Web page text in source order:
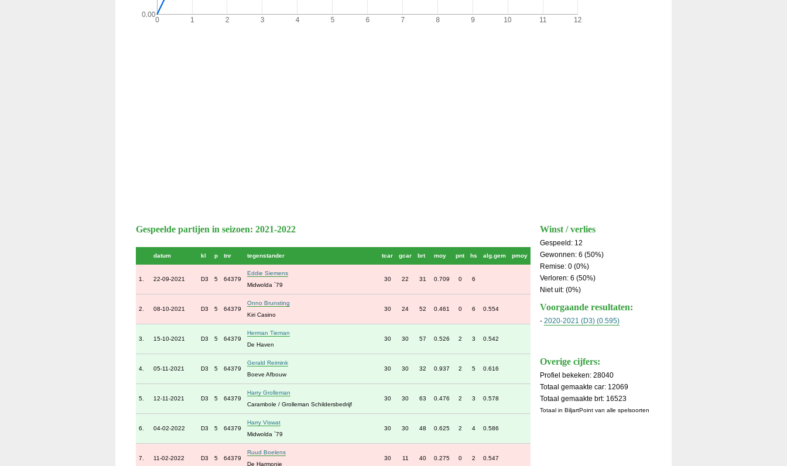
Gespeelde partijen in seizoen: 2021-2022
datum kl p tnr tegenstander tcar gcar brt moy pnt hs alg.gem pmoy
1. 22-09-2021 D3 5 64379
Eddie Siemens
Midwolda `79
30 22 31 0.709 0 6
2. 08-10-2021 D3 5 64379
Onno Brunsting
Kiri Casino
30 24 52 0.461 0 6 0.554
3. 15-10-2021 D3 5 64379
Herman Tieman
De Haven
30 30 57 0.526 2 3 0.542
4. 05-11-2021 D3 5 64379
Gerald Reimink
Boeve Afbouw
30 30 32 0.937 2 5 0.616
5. 12-11-2021 D3 5 64379
Harry Grolleman
Carambole / Grolleman Schildersbedrijf
30 30 63 0.476 2 3 0.578
6. 04-02-2022 D3 5 64379
Harry Viswat
Midwolda `79
30 30 48 0.625 2 4 0.586
7. 11-02-2022 D3 5 64379
Ruud Boelens
De Harmonie
30 11 40 0.275 0 2 0.547
Winst / verlies
Gespeeld: 12
Gewonnen: 6 (50%)
Remise: 0 (0%)
Verloren: 6 (50%)
Niet uit: (0%)
Voorgaande resultaten:
- 2020-2021 (D3) (0.595)
Overige cijfers:
Profiel bekeken: 28040
Totaal gemaakte car: 12069
Totaal gemaakte brt: 16523
Totaal in BiljartPoint van alle spelsoorten